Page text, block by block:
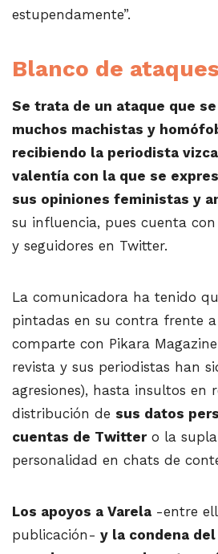
estupendamente”.
Blanco de
Se trata de un ataque que
muchos machistas y
recibiendo la periodista
valentía con la que se
sus opiniones feministas y
su influencia, pues cuenta con
y seguidores en Twitter.
La comunicadora ha tenido
pintadas en su contra frente
comparte con Pikara
revista y sus periodistas han
agresiones), hasta insultos en
distribución de sus datos
cuentas de Twittero la
personalidad en chats de
Los apoyos a Varela -entre
publicación- y la condena